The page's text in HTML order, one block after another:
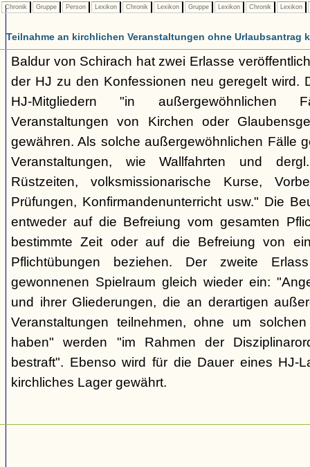
Chronik Gruppe Person Lexikon Chronik Lexikon Gruppe Lexikon Chronik Lexikon
Teilnahme an kirchlichen Veranstaltungen ohne Urlaubsantrag
Baldur von Schirach hat zwei Erlasse
der HJ zu den Konfessionen neu geregelt wird.
HJ-Mitgliedern "in außergewöhnlichen
Veranstaltungen von Kirchen oder
gewähren. Als solche außergewöhnlichen Fälle
Veranstaltungen, wie Wallfahrten und
Rüstzeiten, volksmissionarische Kurse,
Prüfungen, Konfirmandenunterricht usw." Die
entweder auf die Befreiung vom gesamten
bestimmte Zeit oder auf die Befreiung von
Pflichtübungen beziehen. Der zweite
gewonnenen Spielraum gleich wieder ein:
und ihrer Gliederungen, die an derartigen
Veranstaltungen teilnehmen, ohne um
haben" werden "im Rahmen der
bestraft". Ebenso wird für die Dauer eines HJ-
kirchliches Lager gewährt.